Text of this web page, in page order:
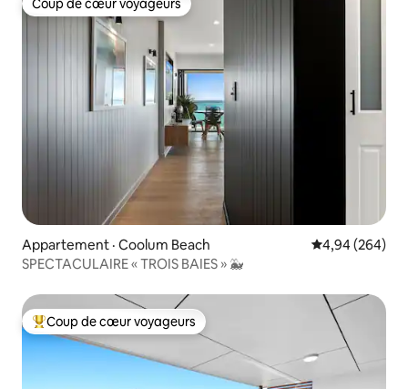
Coup de cœur voyageurs
Appartement · Coolum Beach Note
4,94 (264)
SPECTACULAIRE « TROIS BAIES » 🐳
Coup de cœur voyageurs parmi les plus aimés
Coup de cœur voyageurs